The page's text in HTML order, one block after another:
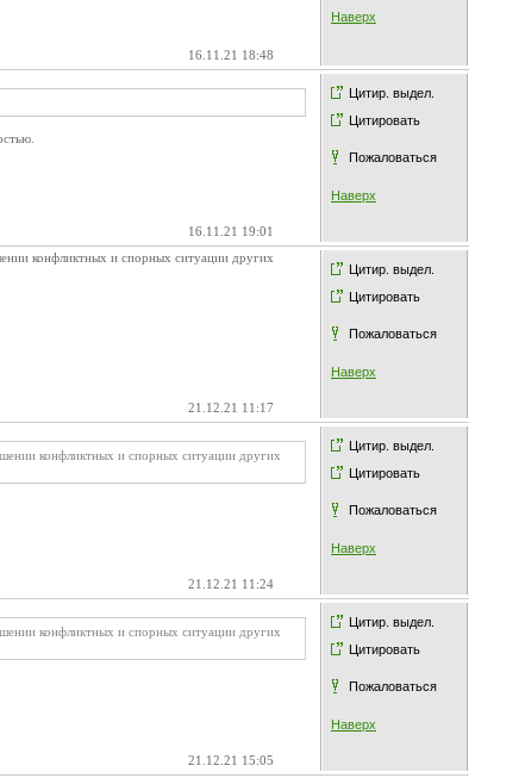
Наверх
16.11.21 18:48
Цитир. выдел.
Цитировать
Пожаловаться
Наверх
16.11.21 19:01
Цитир. выдел.
Цитировать
Пожаловаться
Наверх
конфликтных и спорных ситуации других
21.12.21 11:17
Цитир. выдел.
Цитировать
Пожаловаться
Наверх
конфликтных и спорных ситуации других
21.12.21 11:24
Цитир. выдел.
Цитировать
Пожаловаться
Наверх
конфликтных и спорных ситуации других
21.12.21 15:05